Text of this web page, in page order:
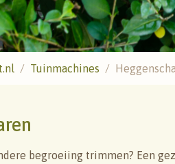
Tuinmachines
begroeiing trimmen? Een